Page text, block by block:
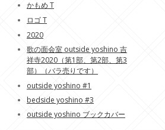
かもめ T
ロゴ T
2020
歌の面会室 outside yoshino 吉
祥寺2020（第1部、第2部、第3
部）（バラ売りです）
outside yoshino #1
bedside yoshino #3
outside yoshino ブックカバー